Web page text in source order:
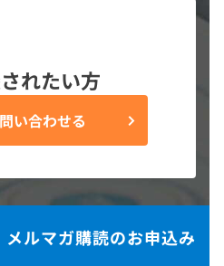
れたい方
い合わせる
メルマガ購読のお申込み